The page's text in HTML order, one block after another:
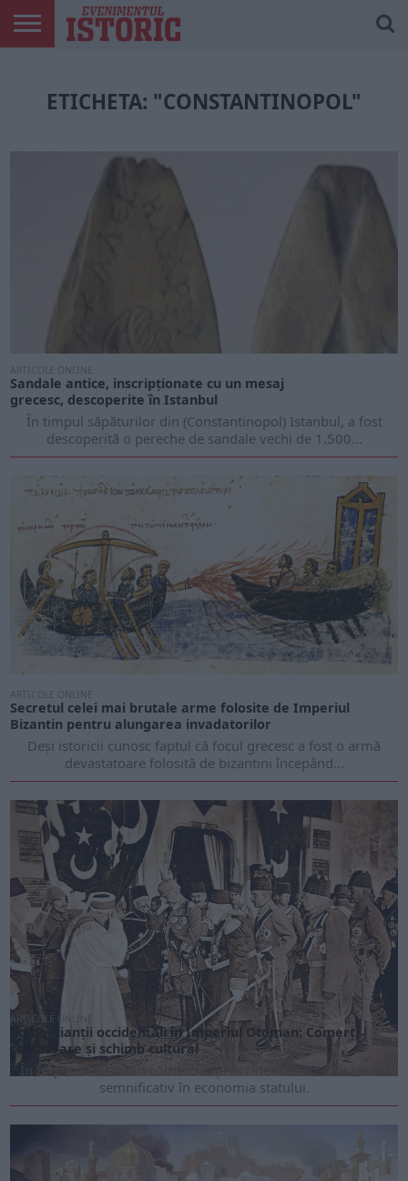
TIPĂRITE
PLAY
MEU
ETICHETA: "CONSTANTINOPOL"
ARTICOLE ONLINE
Sandale antice, inscripționate cu un mesaj
grecesc, descoperite în Istanbul
În timpul săpăturilor din (Constantinopol) Istanbul, a fost
descoperită o pereche de sandale vechi de 1.500...
ARTICOLE ONLINE
Secretul celei mai brutale arme folosite de Imperiul
Bizantin pentru alungarea invadatorilor
Deși istoricii cunosc faptul că focul grecesc a fost o armă
devastatoare folosită de bizantini începând...
ARTICOLE ONLINE
Comercianții occidentali în Imperiul Otoman: Comerț,
colaborare și schimb cultural
În Imperiul Otoman comercianții occidentali au avut un rol
semnificativ în economia statului.